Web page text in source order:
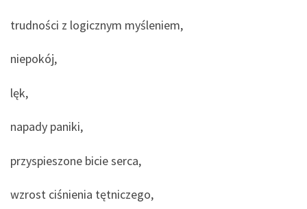
trudności z logicznym myśleniem,
niepokój,
lęk,
napady paniki,
przyspieszone bicie serca,
wzrost ciśnienia tętniczego,